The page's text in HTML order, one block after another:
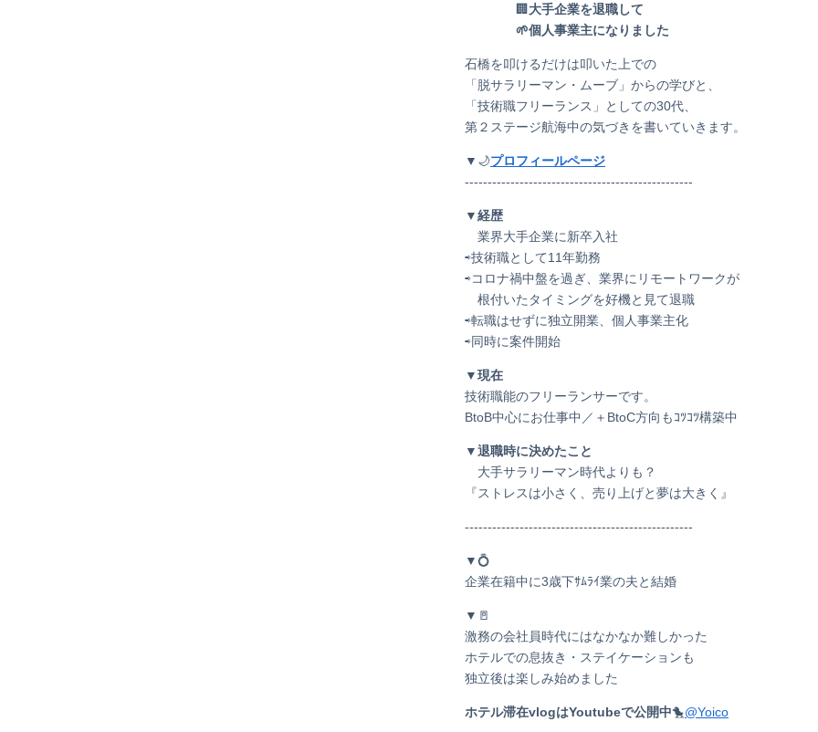
🏢 大手企業を退職して
🌱個人事業主になりました
石橋を叩けるだけは叩いた上での
「脱サラリーマン・ムーブ」からの学びと、
「技術職フリーランス」としての30代、
第２ステージ航海中の気づきを書いていきます。
▼🌙プロフィールページ
--------------------------------------------------
▼経歴
業界大手企業に新卒入社
⇨技術職として11年勤務
⇨コロナ禍中盤を過ぎ、業界にリモートワークが
根付いたタイミングを好機と見て退職
⇨転職はせずに独立開業、個人事業主化
⇨同時に案件開始
▼現在
技術職能のフリーランサーです。
BtoB中心にお仕事中／＋BtoC方向もｺﾂｺﾂ構築中
▼退職時に決めたこと
大手サラリーマン時代よりも？
『ストレスは小さく、売り上げと夢は大きく』
--------------------------------------------------
▼💍
企業在籍中に3歳下ｻﾑﾗｲ業の夫と結婚
▼🚪
激務の会社員時代にはなかなか難しかった
ホテルでの息抜き・ステイケーションも
独立後は楽しみ始めました
ホテル滞在vlogはYoutubeで公開中🐤@Yoico